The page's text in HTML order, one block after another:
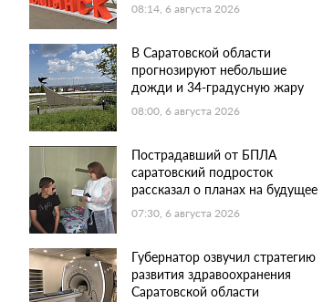
08:14, 6 августа 2026
В Саратовской области
прогнозируют небольшие
дожди и 34-градусную жару
08:00, 6 августа 2026
Пострадавший от БПЛА
саратовский подросток
рассказал о планах на будущее
07:30, 6 августа 2026
Губернатор озвучил стратегию
развития здравоохранения
Саратовской области